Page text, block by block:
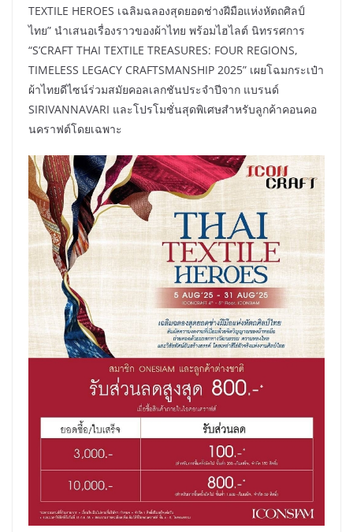
TEXTILE HEROES เฉลิมฉลองสุดยอดช่างฝีมือแห่งหัตถศิลป์
ไทย” นำเสนอเรื่องราวของผ้าไทย พร้อมไฮไลต์ นิทรรศการ
“S’CRAFT THAI TEXTILE TREASURES: FOUR REGIONS,
TIMELESS LEGACY CRAFTSMANSHIP 2025” เผยโฉมกระเป๋า
ผ้าไทยดีไซน์ร่วมสมัยคอลเลกชันประจำปีจาก แบรนด์
SIRIVANNAVARI และโปรโมชั่นสุดพิเศษสำหรับลูกค้าคอนคอ
นคราฟต์โดยเฉพาะ